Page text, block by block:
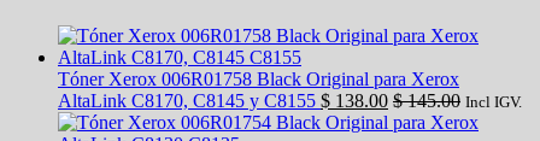
Tóner Xerox 006R01758 Black Original para Xerox
AltaLink C8170, C8145 y C8155 $ 138.00 $145.00 Incl IGV.